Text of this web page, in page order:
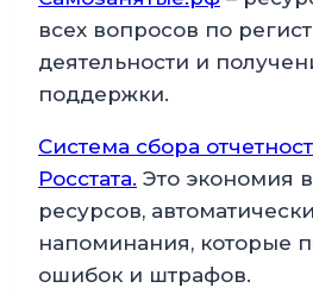
всех вопросов по
деятельности и
поддержки.
Система сбора
Росстата. Это экономия
ресурсов,
напоминания, которые
ошибок и штрафов.